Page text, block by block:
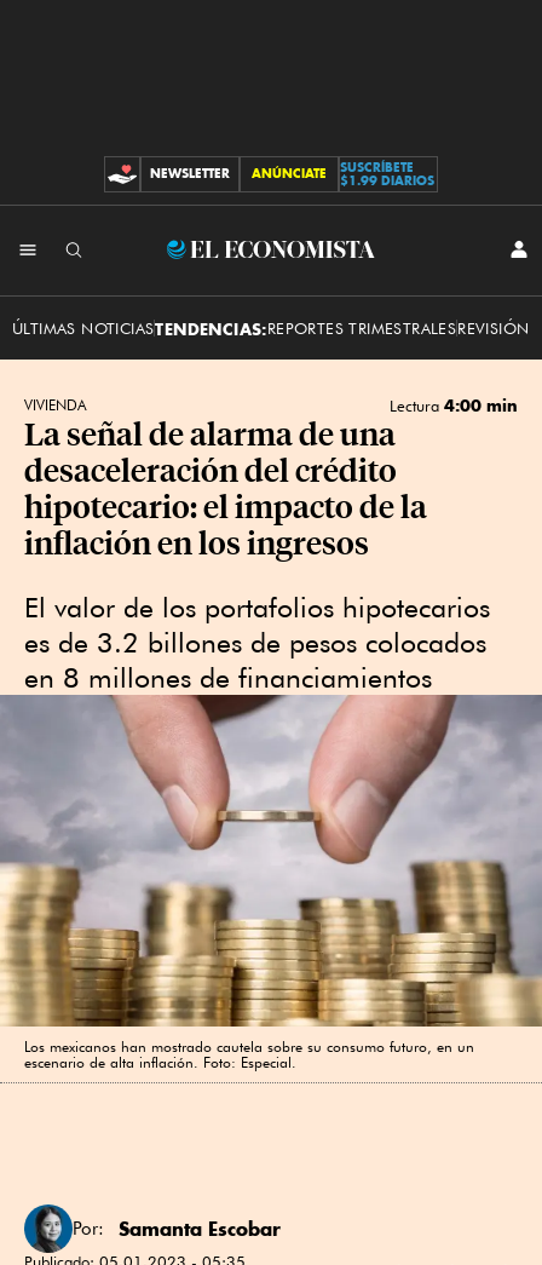
CONTRIBUCIONES
NEWSLETTER ANÚNCIATE
SUSCRÍBETE
$1.99 DIARIOS
El
ÚLTIMAS NOTICIASTENDENCIAS:REPORTES TRIMESTRALESREVISIÓN
VIVIENDA Lectura 4:00 min
La señal de alarma de una
desaceleración del crédito
hipotecario: el impacto de la
inflación en los ingresos
El valor de los portafolios hipotecarios
es de 3.2 billones de pesos colocados
en 8 millones de financiamientos
Los mexicanos han mostrado cautela sobre su consumo futuro, en un
escenario de alta inflación. Foto: Especial.
Por: Samanta Escobar